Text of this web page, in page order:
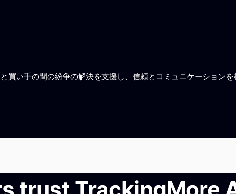
い手の間の紛争の解決を支援し、信頼とコミュニケーションを